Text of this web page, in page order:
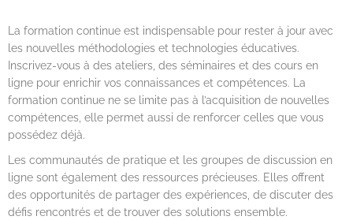
La formation continue est indispensable pour rester à jour avec
les nouvelles méthodologies et technologies éducatives.
Inscrivez-vous à des ateliers, des séminaires et des cours en
ligne pour enrichir vos connaissances et compétences. La
formation continue ne se limite pas à l’acquisition de nouvelles
compétences, elle permet aussi de renforcer celles que vous
possédez déjà.
Les communautés de pratique et les groupes de discussion en
ligne sont également des ressources précieuses. Elles offrent
des opportunités de partager des expériences, de discuter des
défis rencontrés et de trouver des solutions ensemble.